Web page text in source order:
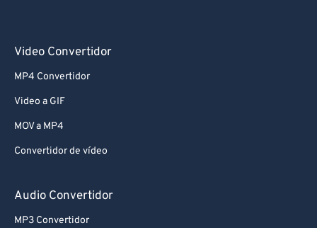
Video Convertidor
MP4 Convertidor
Video a GIF
MOV a MP4
Convertidor de vídeo
Audio Convertidor
MP3 Convertidor